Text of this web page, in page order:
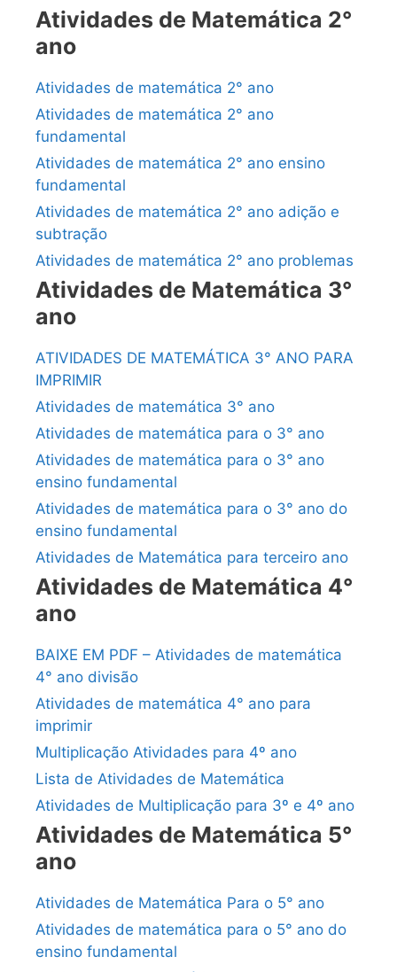
Atividades de Matemática 2°
ano
Atividades de matemática 2° ano
Atividades de matemática 2° ano
fundamental
Atividades de matemática 2° ano ensino
fundamental
Atividades de matemática 2° ano adição e
subtração
Atividades de matemática 2° ano problemas
Atividades de Matemática 3°
ano
ATIVIDADES DE MATEMÁTICA 3° ANO PARA
IMPRIMIR
Atividades de matemática 3° ano
Atividades de matemática para o 3° ano
Atividades de matemática para o 3° ano
ensino fundamental
Atividades de matemática para o 3° ano do
ensino fundamental
Atividades de Matemática para terceiro ano
Atividades de Matemática 4°
ano
BAIXE EM PDF – Atividades de matemática
4° ano divisão
Atividades de matemática 4° ano para
imprimir
Multiplicação Atividades para 4º ano
Lista de Atividades de Matemática
Atividades de Multiplicação para 3º e 4º ano
Atividades de Matemática 5°
ano
Atividades de Matemática Para o 5° ano
Atividades de matemática para o 5° ano do
ensino fundamental